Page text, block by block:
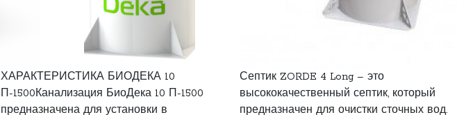
ХАРАКТЕРИСТИКА БИОДЕКА 10
П-1500Канализация БиоДека 10 П-1500
предназначена для установки в
Септик ZORDE 4 Long – это
высококачественный септик, который
предназначен для очистки сточных вод.